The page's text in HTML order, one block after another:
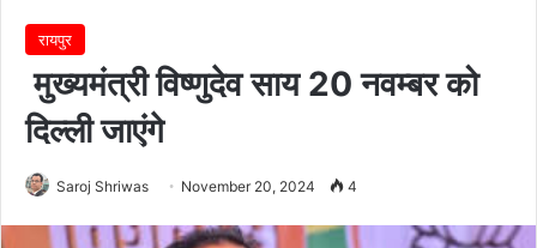
रायपुर
मुख्यमंत्री विष्णुदेव साय 20 नवम्बर को
दिल्ली जाएंगे
Saroj Shriwas November 20, 2024 4